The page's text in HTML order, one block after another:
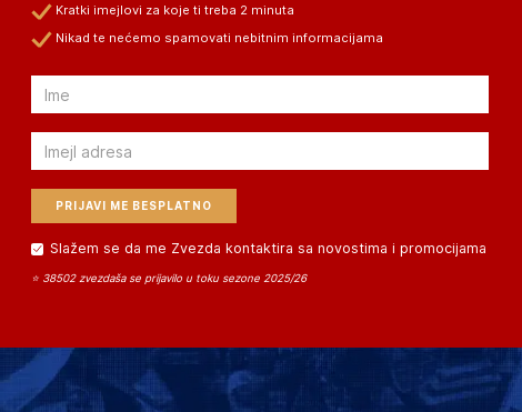
Kratki imejlovi za koje ti treba 2 minuta
Nikad te nećemo spamovati nebitnim informacijama
Email
Email
Slažem se da me Zvezda kontaktira sa novostima i promocijama
⭐ 38502 zvezdaša se prijavilo u toku sezone 2025/26